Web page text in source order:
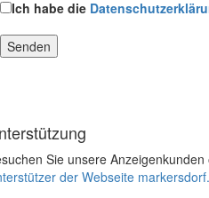
Ich habe die
Sie unsere
der Webseite